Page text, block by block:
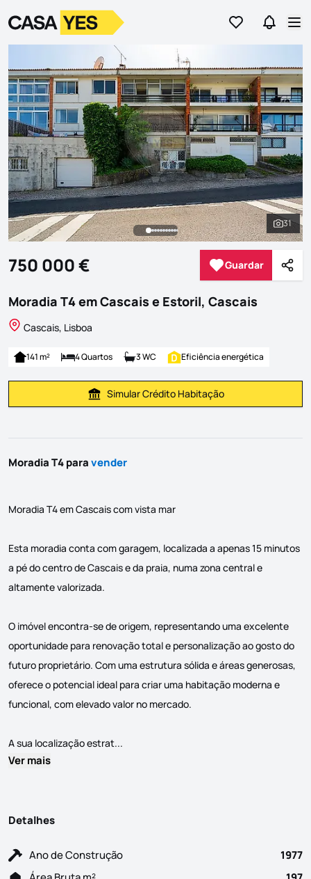
Ir para osIr para
LogoIr para a homepage
Ver
31
750 000 € Guardar
Guardar
Moradia T4 em Cascais e Estoril, Cascais
Cascais, Lisboa
141 m² 4 Quartos 3 WC Eficiência energética
Simular Prestação
Simular Crédito Habitação
Moradia T4 paravender
Moradia T4 em Cascais com vista mar
Esta moradia conta com garagem, localizada a apenas 15 minutos
a pé do centro de Cascais e da praia, numa zona central e
altamente valorizada.
O imóvel encontra-se de origem, representando uma excelente
oportunidade para renovação total e personalização ao gosto do
futuro proprietário. Com uma estrutura sólida e áreas generosas,
oferece o potencial ideal para criar uma habitação moderna e
funcional, com elevado valor no mercado.
A sua localização estrat...
Ver mais
Detalhes
Ano de Construção
1977